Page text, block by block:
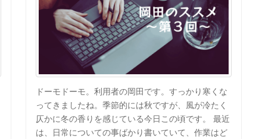
ドーモドーモ。利用者の岡田です。すっかり寒くな
ってきましたね。季節的には秋ですが、風が冷たく
仄かに冬の香りを感じている今日この頃です。 最近
は、日常についての事ばかり書いていて、作業はど